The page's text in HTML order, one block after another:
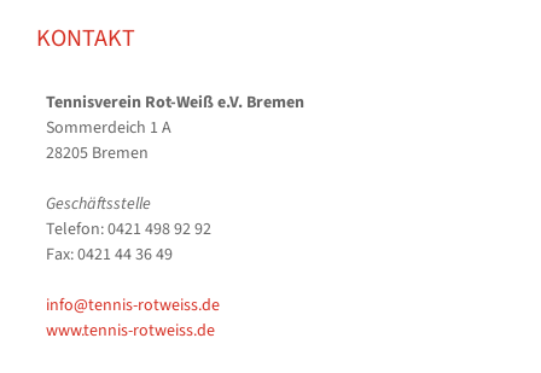
KONTAKT
Tennisverein Rot-Weiß e.V. Bremen
Sommerdeich 1 A
28205 Bremen
Geschäftsstelle
Telefon: 0421 498 92 92
Fax: 0421 44 36 49
info@tennis-rotweiss.de
www.tennis-rotweiss.de